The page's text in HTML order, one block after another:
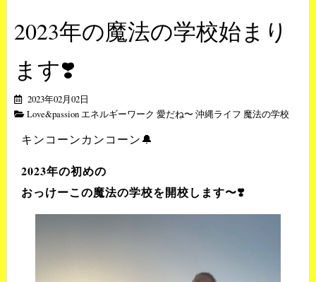
2023年の魔法の学校始まり
ます❣️
2023年02月02日
Love&passion エネルギーワーク 愛だね〜 沖縄ライフ 魔法の学校
キンコーンカンコーン🔔
2023年の初めの
おっけーこの魔法の学校を開校します〜❣️